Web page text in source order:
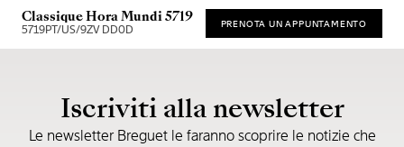
Classique Hora Mundi 5719
5719PT/US/9ZV DD0D PRENOTA UN APPUNTAMENTO
Iscriviti alla newsletter
Le newsletter Breguet le faranno scoprire le notizie che